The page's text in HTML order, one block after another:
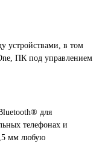
устройствами, в том
ПК под управлением
для
телефонах и
мм любую